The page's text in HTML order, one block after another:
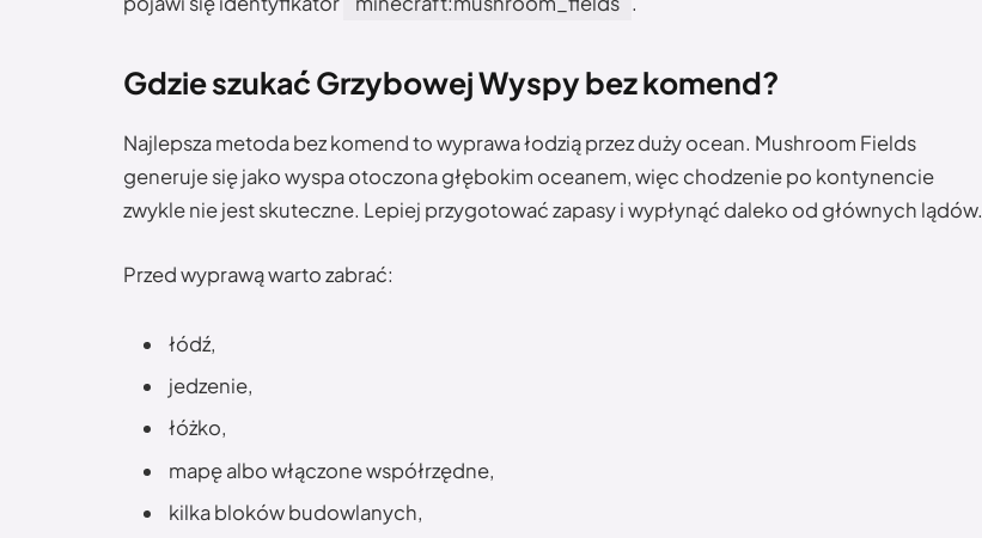
Gdzie szukać Grzybowej Wyspy bez komend?
Najlepsza metoda bez komend to wyprawa łodzią przez duży ocean. Mushroom Fields
generuje się jako wyspa otoczona głębokim oceanem, więc chodzenie po kontynencie
zwykle nie jest skuteczne. Lepiej przygotować zapasy i wypłynąć daleko od głównych lądów.
Przed wyprawą warto zabrać:
łódź,
jedzenie,
łóżko,
mapę albo włączone współrzędne,
kilka bloków budowlanych,